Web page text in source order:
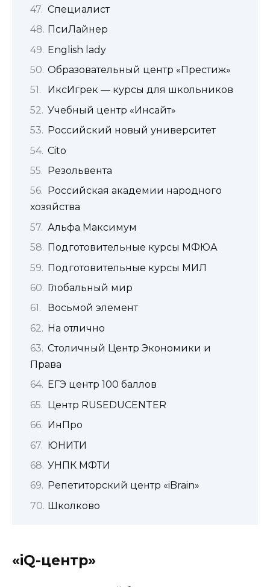
Специалист
ПсиЛайнер
English lady
Образовательный центр «Престиж»
ИксИгрек — курсы для школьников
Учебный центр «Инсайт»
Российский новый университет
Cito
Резольвента
Российская академии народного
хозяйства
Альфа Максимум
Подготовительные курсы МФЮА
Подготовительные курсы МИЛ
Глобальный мир
Восьмой элемент
На отлично
Столичный Центр Экономики и
Права
ЕГЭ центр 100 баллов
Центр RUSEDUCENTER
ИнПро
ЮНИТИ
УНПК МФТИ
Репетиторский центр «iBrain»
Школково
«iQ-центр»